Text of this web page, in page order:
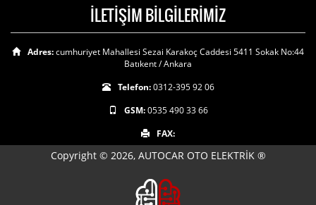
İLETİŞİM BİLGİLERİMİZ
Adres:cumhuriyet Mahallesi Sezai Karakoç Caddesi 5411 Sokak No:44
Batıkent / Ankara
Telefon:0312-395 92 06
GSM:0535 490 33 66
FAX:
Copyright © 2026, AUTOCAR OTO ELEKTRİK ®